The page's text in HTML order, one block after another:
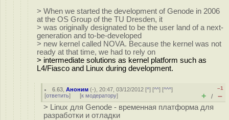
> When we started the development of Genode in 2006
at the OS Group of the TU Dresden, it
> was originally designated to be the user land of a next-
generation and to-be-developed
> new kernel called NOVA. Because the kernel was not
ready at that time, we had to rely on
> intermediate solutions as kernel platform such as
L4/Fiasco and Linux during development.
6.63 ,Аноним (-), 20:47, 03/12/2012 [^] [^^] [^^^]
[ответить] [к модератору]
–1
+ / –
> Linux для Genode - временная платформа для
разработки и отладки